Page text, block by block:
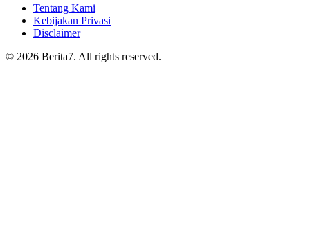
Tentang Kami
Kebijakan Privasi
Disclaimer
© 2026 Berita7. All rights reserved.